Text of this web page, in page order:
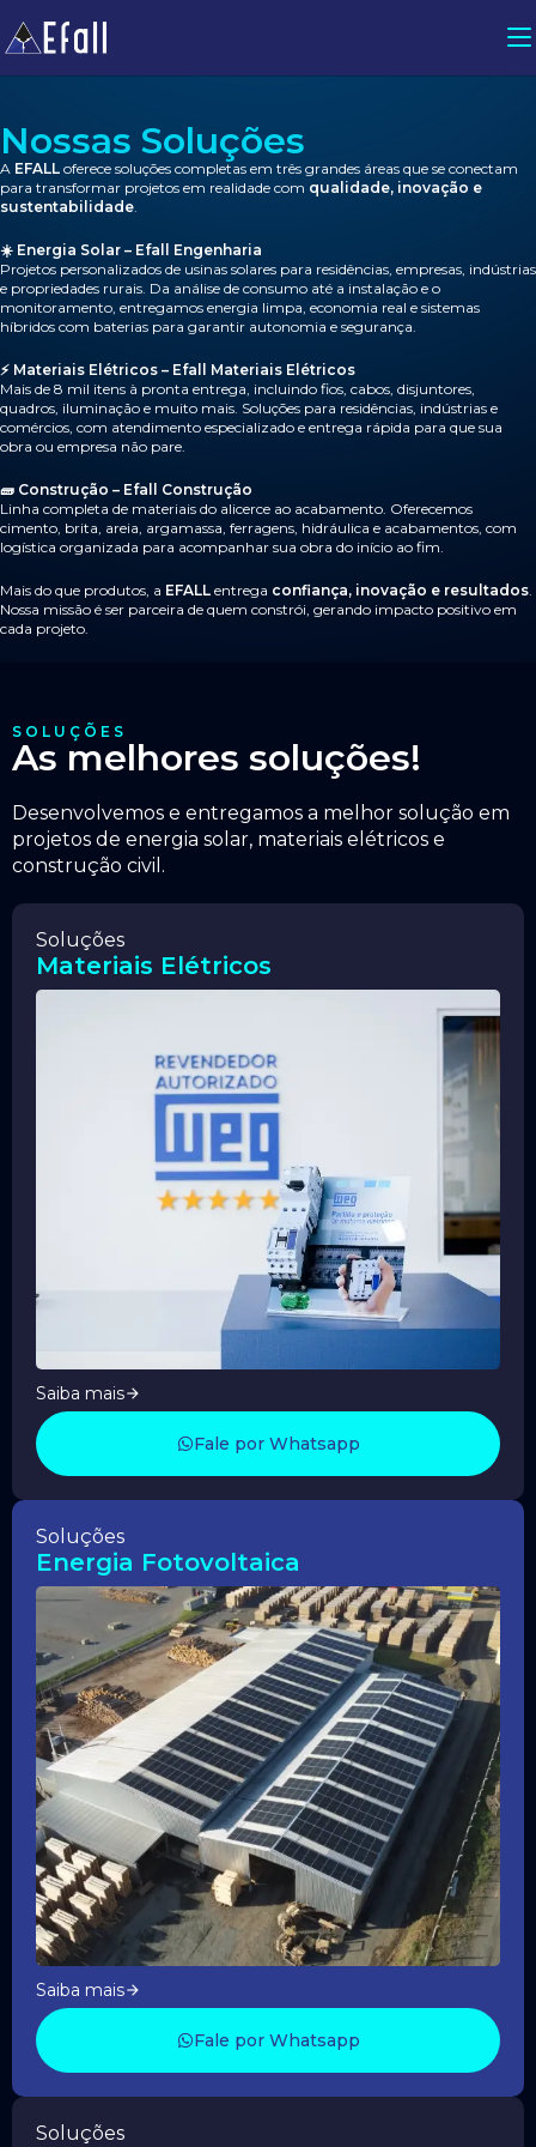
Nossas Soluções
A EFALL oferece soluções completas em três grandes áreas que se conectam
para transformar projetos em realidade com qualidade, inovação e
sustentabilidade.
☀️ Energia Solar – Efall Engenharia
Projetos personalizados de usinas solares para residências, empresas, indústrias
e propriedades rurais. Da análise de consumo até a instalação e o
monitoramento, entregamos energia limpa, economia real e sistemas
híbridos com baterias para garantir autonomia e segurança.
⚡ Materiais Elétricos – Efall Materiais Elétricos
Mais de 8 mil itens à pronta entrega, incluindo fios, cabos, disjuntores,
quadros, iluminação e muito mais. Soluções para residências, indústrias e
comércios, com atendimento especializado e entrega rápida para que sua
obra ou empresa não pare.
🧱 Construção – Efall Construção
Linha completa de materiais do alicerce ao acabamento. Oferecemos
cimento, brita, areia, argamassa, ferragens, hidráulica e acabamentos, com
logística organizada para acompanhar sua obra do início ao fim.
Mais do que produtos, a EFALL entrega confiança, inovação e resultados.
Nossa missão é ser parceira de quem constrói, gerando impacto positivo em
cada projeto.
SOLUÇÕES
As melhores soluções!
Desenvolvemos e entregamos a melhor solução em
projetos de energia solar, materiais elétricos e
construção civil.
Soluções
Materiais Elétricos
Saiba mais
Fale por Whatsapp
Soluções
Energia Fotovoltaica
Saiba mais
Fale por Whatsapp
Soluções